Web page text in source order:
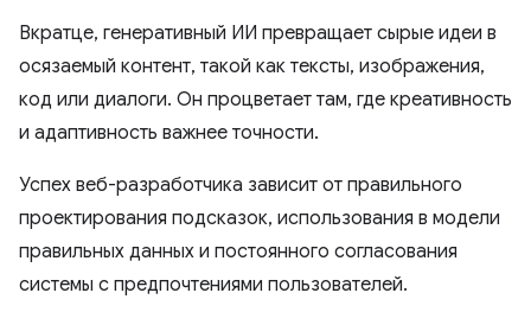
Вкратце, генеративный ИИ превращает сырые идеи в
осязаемый контент, такой как тексты, изображения,
код или диалоги. Он процветает там, где креативность
и адаптивность важнее точности.
Успех веб-разработчика зависит от правильного
проектирования подсказок, использования в модели
правильных данных и постоянного согласования
системы с предпочтениями пользователей.